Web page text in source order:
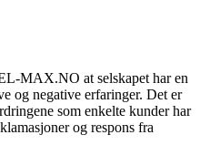
MAX.NO at selskapet har en
og negative erfaringer. Det er
som enkelte kunder har
og respons fra